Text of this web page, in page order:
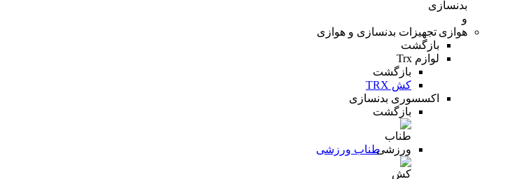
تجهیزات بدنسازی و هوازی
بازگشت
لوازم Trx
بازگشت
کش TRX
اکسسوری بدنسازی
بازگشت
طناب ورزشی